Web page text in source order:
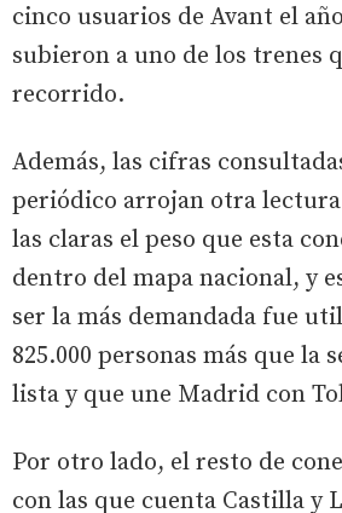
cinco usuarios de Avant el
subieron a uno de los trenes
recorrido.
Además, las cifras
periódico arrojan otra
las claras el peso que esta
dentro del mapa nacional, y
ser la más demandada fue
825.000 personas más que la
lista y que une Madrid con
Por otro lado, el resto de
con las que cuenta Castilla y